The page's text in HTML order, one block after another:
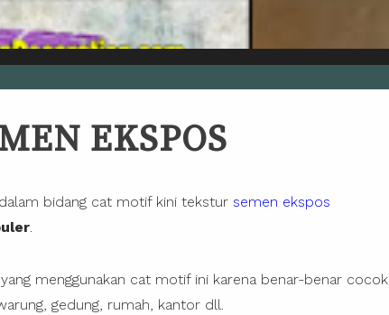
EKSPOS
bidang cat motif kini tekstur semen ekspos
.
menggunakan cat motif ini karena benar-benar cocok
gedung, rumah, kantor dll.